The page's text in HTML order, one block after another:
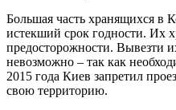
Большая часть хранящихся в
истекший срок годности. Их
предосторожности. Вывезти
невозможно – так как
2015 года Киев запретил
свою территорию.